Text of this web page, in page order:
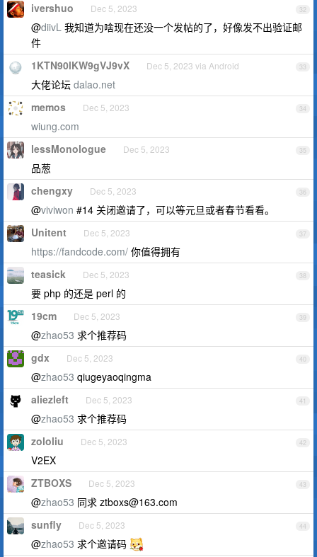
32
ivershuo Dec 5, 2023
@diivL 我知道为啥现在还没一个发帖的了，好像发不出验证邮
件
33
1KTN90lKW9gVJ9vX Dec 5, 2023 via Android
大佬论坛 dalao.net
34
memos Dec 5, 2023
wiung.com
35
lessMonologue Dec 5, 2023
品葱
36
chengxy Dec 5, 2023
@viviwon #14 关闭邀请了，可以等元旦或者春节看看。
37
Unitent Dec 5, 2023
https://fandcode.com/ 你值得拥有
38
teasick Dec 5, 2023
要 php 的还是 perl 的
39
19cm Dec 5, 2023
@zhao53 求个推荐码
40
gdx Dec 5, 2023
@zhao53 qiugeyaoqingma
41
aliezleft Dec 5, 2023
@zhao53 求个推荐码
42
zololiu Dec 5, 2023
V2EX
43
ZTBOXS Dec 5, 2023
@zhao53 同求 ztboxs@163.com
44
sunfly Dec 5, 2023
@zhao53 求个邀请码